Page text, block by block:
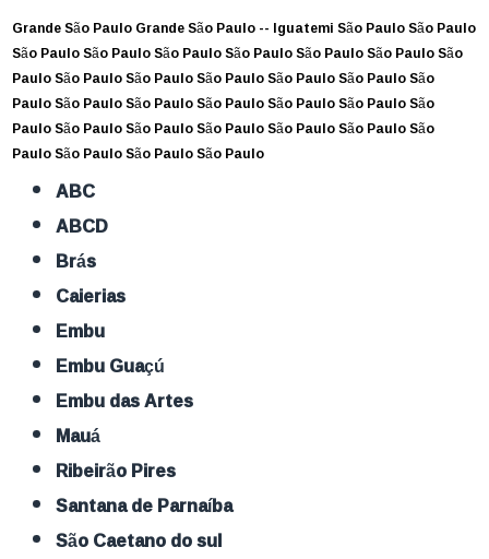
Grande São PauloGrande São Paulo -- IguatemiSão PauloSão Paulo
São PauloSão PauloSão PauloSão PauloSão PauloSão PauloSão
PauloSão PauloSão PauloSão PauloSão PauloSão PauloSão
PauloSão PauloSão PauloSão PauloSão PauloSão PauloSão
PauloSão PauloSão PauloSão PauloSão PauloSão PauloSão
PauloSão PauloSão PauloSão Paulo
ABC
ABCD
Brás
Caierias
Embu
Embu Guaçú
Embu das Artes
Mauá
Ribeirão Pires
Santana de Parnaíba
São Caetano do sul